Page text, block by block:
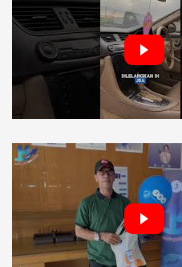
Kerja Aja Gak
JBA Cabang Jambi